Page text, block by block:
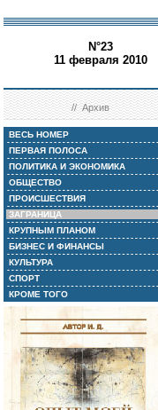
N°23
11 февраля 2010
//Архив
ВЕСЬ НОМЕР
ПЕРВАЯ ПОЛОСА
ПОЛИТИКА И ЭКОНОМИКА
ОБЩЕСТВО
ПРОИСШЕСТВИЯ
ЗАГРАНИЦА
КРУПНЫМ ПЛАНОМ
БИЗНЕС И ФИНАНСЫ
КУЛЬТУРА
СПОРТ
КРОМЕ ТОГО